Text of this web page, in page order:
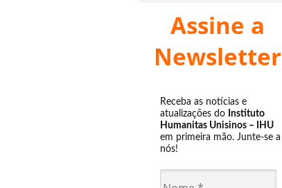
Assine a
Newsletter
Receba as notícias e
atualizações do Instituto
Humanitas Unisinos – IHU
em primeira mão. Junte-se a
nós!